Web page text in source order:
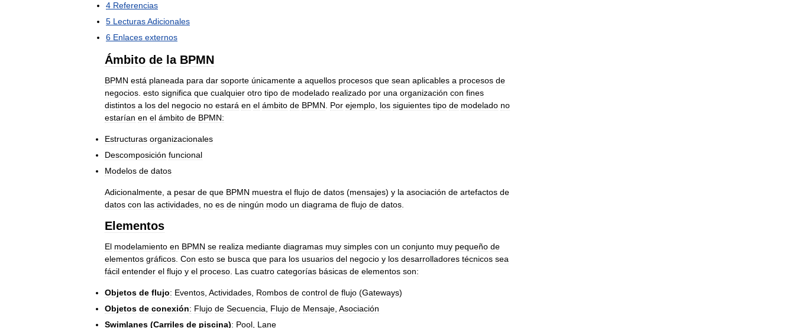
4 Referencias
5 LecturasAdicionales
6 Enlaces externos
Ámbito de la BPMN
BPMN está planeada para dar soporte únicamente a aquellos procesos que sean aplicables a procesos de
negocios esto significa que cualquier otro tipo de modelado realizado por una organización con fines
distintos a los del negocio no estará en el ámbito de BPMN Por ejemplo los siguientes tipo de modelado no
estarían en el ámbito de BPMN:
Estructuras organizacionales
Descomposición funcional
Modelos de datos
Adicionalmente a pesar de que BPMN muestra el flujo de datos (mensajes) y la asociación de artefactos de
datos con las actividades no es de ningún modo un diagrama de flujo de datos
Elementos
El modelamiento en BPMN se realiza mediante diagramas muy simples con un conjunto muy pequeño de
elementos gráficos Con esto se busca que para los usuarios del negocio y los desarrolladores técnicos sea
fácil entender el flujo y el proceso Las cuatro categorías básicas de elementos son:
Objetos de flujo: Eventos Actividades Rombos de control de flujo (Gateways)
Objetos de conexión: Flujo de Secuencia Flujo de Mensaje Asociación
Swimlanes (Carriles de piscina): Pool Lane